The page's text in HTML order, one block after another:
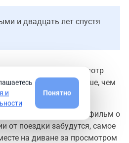
и двадцать лет спустя
что совместный просмотр
а иногда даже больше, чем
смонтировать фильм о
от поездки забудутся, самое
на диване за просмотром
и
Понятно